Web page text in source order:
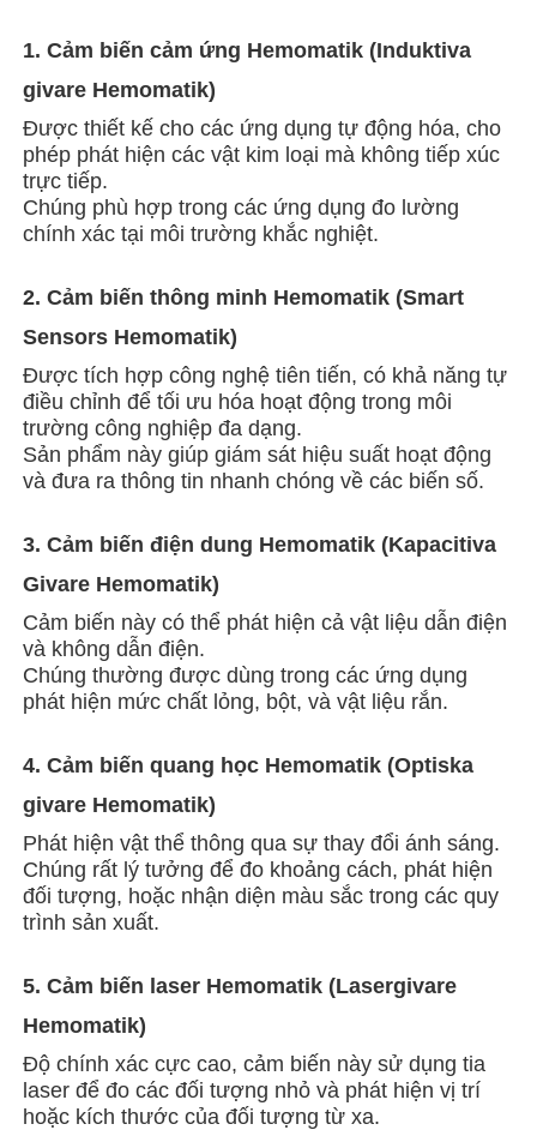
1. Cảm biến cảm ứng Hemomatik (Induktiva
givare Hemomatik)
Được thiết kế cho các ứng dụng tự động hóa, cho
phép phát hiện các vật kim loại mà không tiếp xúc
trực tiếp.
Chúng phù hợp trong các ứng dụng đo lường
chính xác tại môi trường khắc nghiệt.
2. Cảm biến thông minh Hemomatik (Smart
Sensors Hemomatik)
Được tích hợp công nghệ tiên tiến, có khả năng tự
điều chỉnh để tối ưu hóa hoạt động trong môi
trường công nghiệp đa dạng.
Sản phẩm này giúp giám sát hiệu suất hoạt động
và đưa ra thông tin nhanh chóng về các biến số.
3. Cảm biến điện dung Hemomatik (Kapacitiva
Givare Hemomatik)
Cảm biến này có thể phát hiện cả vật liệu dẫn điện
và không dẫn điện.
Chúng thường được dùng trong các ứng dụng
phát hiện mức chất lỏng, bột, và vật liệu rắn.
4. Cảm biến quang học Hemomatik (Optiska
givare Hemomatik)
Phát hiện vật thể thông qua sự thay đổi ánh sáng.
Chúng rất lý tưởng để đo khoảng cách, phát hiện
đối tượng, hoặc nhận diện màu sắc trong các quy
trình sản xuất.
5. Cảm biến laser Hemomatik (Lasergivare
Hemomatik)
Độ chính xác cực cao, cảm biến này sử dụng tia
laser để đo các đối tượng nhỏ và phát hiện vị trí
hoặc kích thước của đối tượng từ xa.